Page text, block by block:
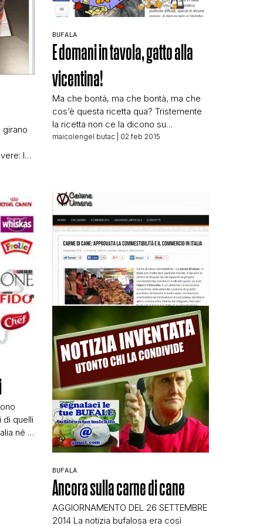
girano
la
che gli
3 (art.
BUFALA
E domani in tavola, gatto alla
vicentina!
Ma che bontà, ma che bontà, ma che
cos’è questa ricetta qua? Tristemente
la ricetta non ce la dicono su
Repubblica e trovarla in rete non è così
del nostro eroe Lorenzo Croce,
simbolo dell’ignoranza della stampa
italoidiota. Voglio sperare che […]
maicolengel butac| 02 feb 2015
di quelli
né in
BUFALA
Ancora sulla carne di cane
AGGIORNAMENTO DEL 26 SETTEMBRE
2014 La notizia bufalosa era così